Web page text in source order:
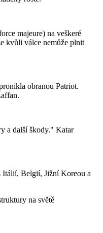
majeure) na veškeré
kvůli válce nemůže plnit
obranou Patriot.
a další škody." Katar
Itálií, Belgií, Jižní Koreou a
na světě